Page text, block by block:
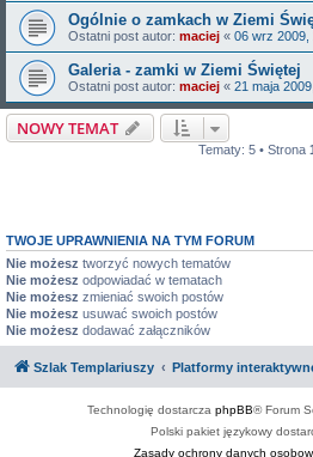
Ogólnie o zamkach w Ziemi
Ostatni post autor: maciej « 06 wrz 2009,
Galeria - zamki w Ziemi Świętej
Ostatni post autor: maciej « 21 maja
NOWY TEMAT
Tematy: 5 • Strona
TWOJE UPRAWNIENIA NA TYM FORUM
Nie możesz tworzyć nowych tematów
Nie możesz odpowiadać w tematach
Nie możesz zmieniać swoich postów
Nie możesz usuwać swoich postów
Nie możesz dodawać załączników
Szlak Templariuszy Platformy
Technologię dostarcza phpBB® Forum
Polski pakiet językowy
Zasady ochrony danych